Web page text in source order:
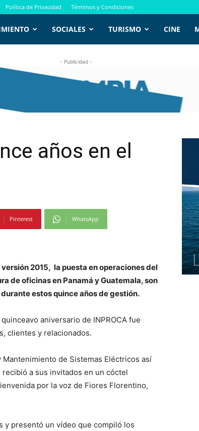
Política de Privacidad Términos y Condiciones
SOCIALES TURISMO CINE
- Publicidad -
años en el
Pinterest WhatsApp
2015, la puesta en operaciones del
de oficinas en Panamá y Guatemala, son
estos quince años de gestión.
aniversario de INPROCA fue
clientes y relacionados.
de Sistemas Eléctricos así
a sus invitados en un cóctel
por la voz de Fiores Florentino,
y presentó un vídeo que compiló los